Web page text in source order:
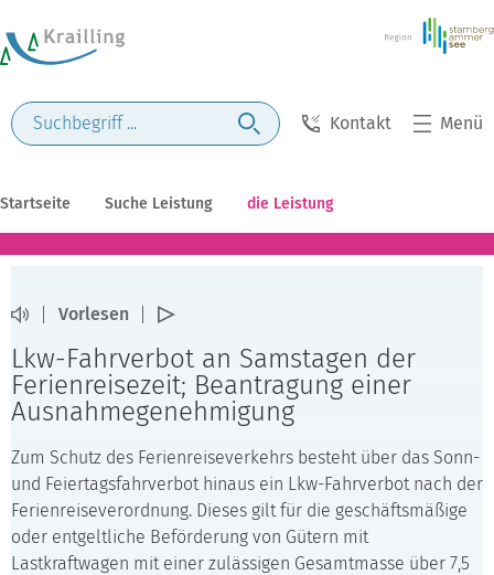
Kontakt Menü
Startseite Suche Leistung die Leistung
Vorlesen
Lkw-Fahrverbot an Samstagen der
Ferienreisezeit; Beantragung einer
Ausnahmegenehmigung
Zum Schutz des Ferienreiseverkehrs besteht über das Sonn-
und Feiertagsfahrverbot hinaus ein Lkw-Fahrverbot nach der
Ferienreiseverordnung. Dieses gilt für die geschäftsmäßige
oder entgeltliche Beförderung von Gütern mit
Lastkraftwagen mit einer zulässigen Gesamtmasse über 7,5